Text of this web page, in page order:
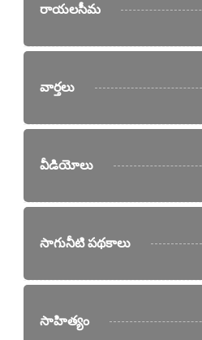
రాయలసీమ
వార్తలు
వీడియోలు
సాగునీటి పథకాలు
సాహిత్యం